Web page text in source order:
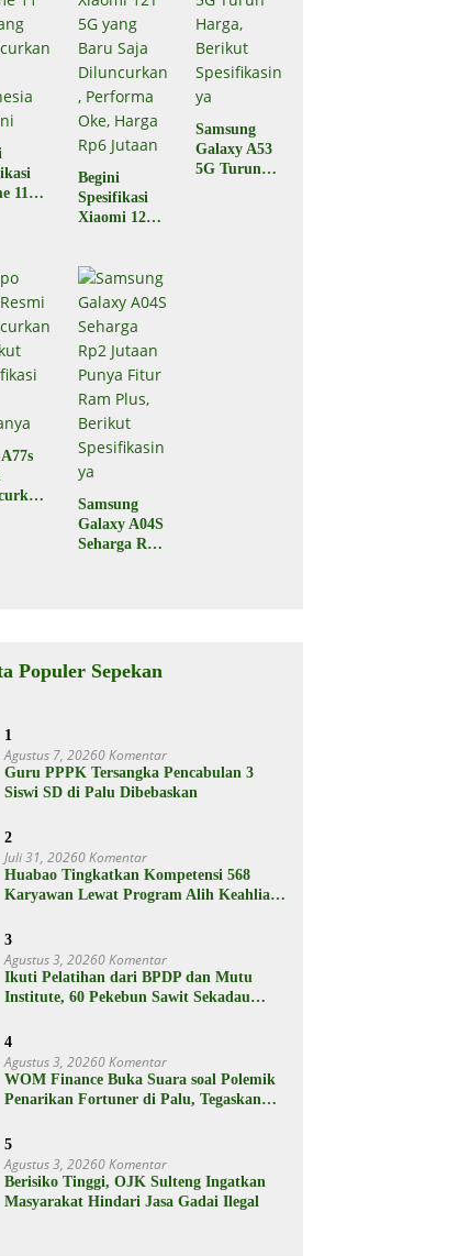
11
Begini
Spesifikasi
Xiaomi 12T
Diluncurkan,
Performa
Oke, Harga
Rp6 Jutaan
Samsung
Galaxy A53
5G Turun
Samsung
Galaxy A04S
Seharga Rp2
Populer Sepekan
1
Agustus 7, 20260 Komentar
Guru PPPK Tersangka Pencabulan 3
Siswi SD di Palu Dibebaskan
2
Juli 31, 20260 Komentar
Huabao Tingkatkan Kompetensi 568
Karyawan Lewat Program Alih Keahlian
3
Agustus 3, 20260 Komentar
Ikuti Pelatihan dari BPDP dan Mutu
Institute, 60 Pekebun Sawit Sekadau
Berkelanjutan
4
Agustus 3, 20260 Komentar
WOM Finance Buka Suara soal Polemik
Penarikan Fortuner di Palu, Tegaskan
5
Agustus 3, 20260 Komentar
Berisiko Tinggi, OJK Sulteng Ingatkan
Masyarakat Hindari Jasa Gadai Ilegal